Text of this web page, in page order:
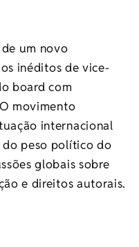
um novo
inéditos de vice-
board com
movimento
internacional
do peso político do
globais sobre
e direitos autorais.